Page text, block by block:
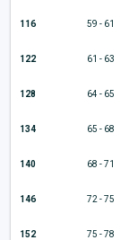
116 59 - 61
122 61 - 63
128 64 - 65
134 65 - 68
140 68 - 71
146 72 - 75
152 75 - 78